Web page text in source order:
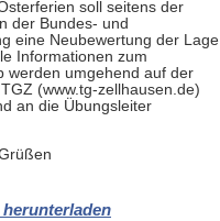
soll seitens der
der Bundes- und
eine Neubewertung der Lage
Informationen zum
werden umgehend auf der
(www.tg-zellhausen.de)
an die Übungsleiter